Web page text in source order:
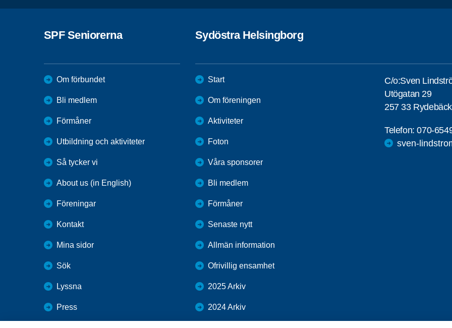
SPF Seniorerna
Om förbundet
Bli medlem
Förmåner
Utbildning och aktiviteter
Så tycker vi
About us (in English)
Föreningar
Kontakt
Mina sidor
Sök
Lyssna
Press
Sydöstra Helsingborg
Start
Om föreningen
Aktiviteter
Foton
Våra sponsorer
Bli medlem
Förmåner
Senaste nytt
Allmän information
Ofrivillig ensamhet
2025 Arkiv
2024 Arkiv
C/o:Sven
Utögatan 29
257 33 Rydebäck
Telefon:070-
sven-